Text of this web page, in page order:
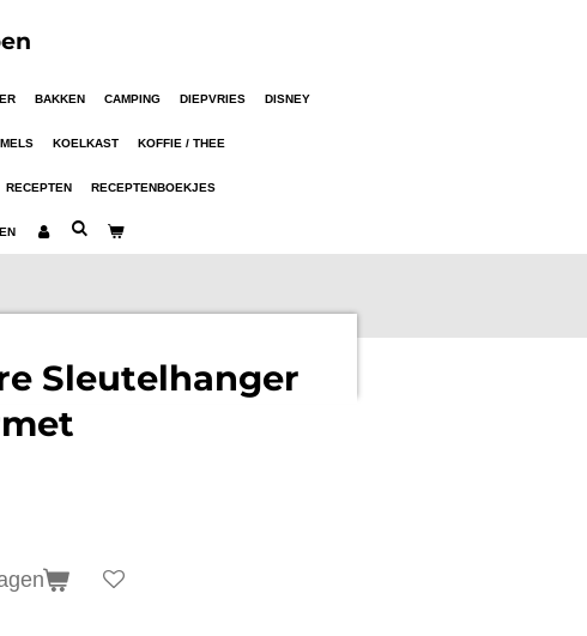
BAKKEN CAMPING DIEPVRIES DISNEY
KOELKAST KOFFIE / THEE
RECEPTEN RECEPTENBOEKJES
Sleutelhanger